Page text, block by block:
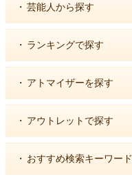
・ 芸能人から探す
・ ランキングで探す
・ アトマイザーを探す
・ アウトレットで探す
・ おすすめ検索キーワード